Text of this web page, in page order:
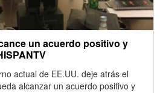
un acuerdo positivo y
actual de EE.UU. deje atrás el
alcanzar un acuerdo positivo y